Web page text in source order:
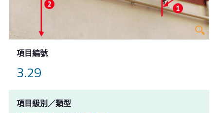
項目編號
3.29
項目級別／類型